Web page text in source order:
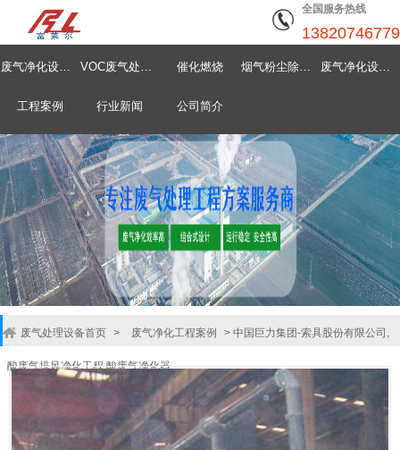
全国服务热线
13820746779
废气净化设备首页 VOC废气处理设备 催化燃烧 烟气粉尘除尘器 废气净化设备中心
工程案例 行业新闻 公司简介
废气处理设备首页 > 废气净化工程案例 > 中国巨力集团-索具股份有限公司,
酸废气排风净化工程,酸废气净化器